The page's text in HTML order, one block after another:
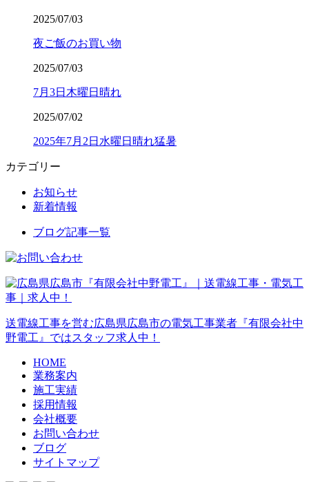
2025/07/03
夜ご飯のお買い物
2025/07/03
7月3日木曜日晴れ
2025/07/02
2025年7月2日水曜日晴れ猛暑
カテゴリー
お知らせ
新着情報
ブログ記事一覧
送電線工事を営む広島県広島市の電気工事業者『有限会社中
野電工』ではスタッフ求人中！
HOME
業務案内
施工実績
採用情報
会社概要
お問い合わせ
ブログ
サイトマップ